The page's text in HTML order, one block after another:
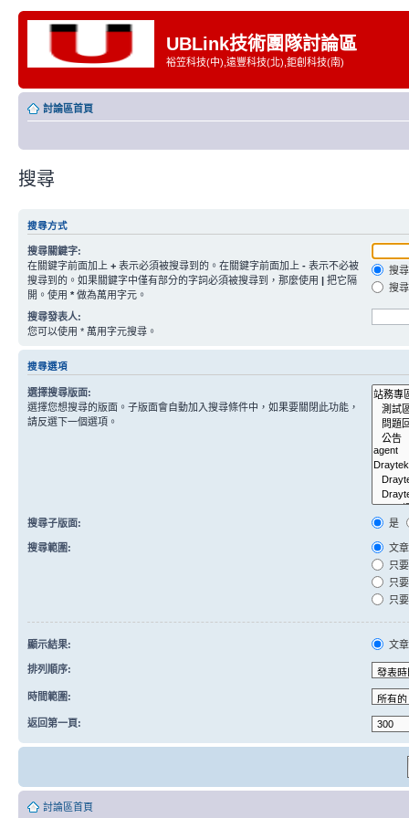
UBLink技術團隊討論區
裕笠科技(中),遠豐科技(北),鉅創科技(南)
討論區首頁
搜尋
搜尋方式
搜尋關鍵字:
在關鍵字前面加上 + 表示必須被搜尋到的。在關鍵字前面加上 - 表示不必被
搜尋到的。如果關鍵字中僅有部分的字詞必須被搜尋到，那麼使用 | 把它隔
開。使用 * 做為萬用字元。
搜
搜
搜尋發表人:
您可以使用 * 萬用字元搜尋。
搜尋選項
選擇搜尋版面:
選擇您想搜尋的版面。子版面會自動加入搜尋條件中，如果要關閉此功能，
請反選下一個選項。
搜尋子版面: 是
搜尋範圍:
文
只
只
只
顯示結果: 文章
排列順序:
時間範圍:
返回第一頁:
討論區首頁